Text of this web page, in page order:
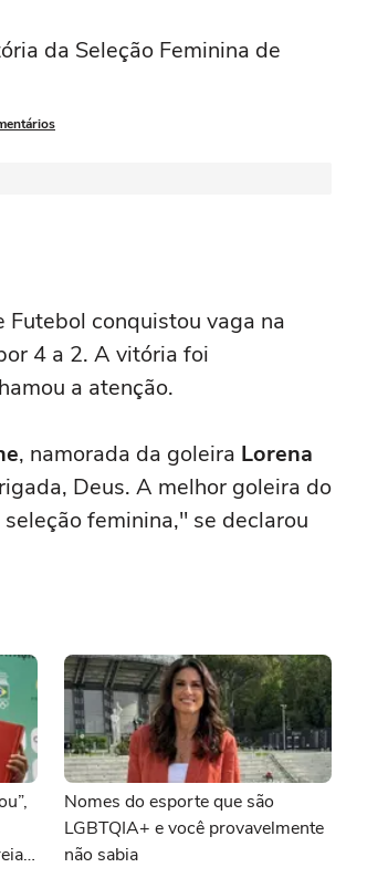
da Seleção Feminina de
conquistou vaga na
4 a 2. A vitória foi
a atenção.
, namorada da goleira Lorena
Deus. A melhor goleira do
feminina," se declarou
Nomes do esporte que são
LGBTQIA+ e você provavelmente
não sabia